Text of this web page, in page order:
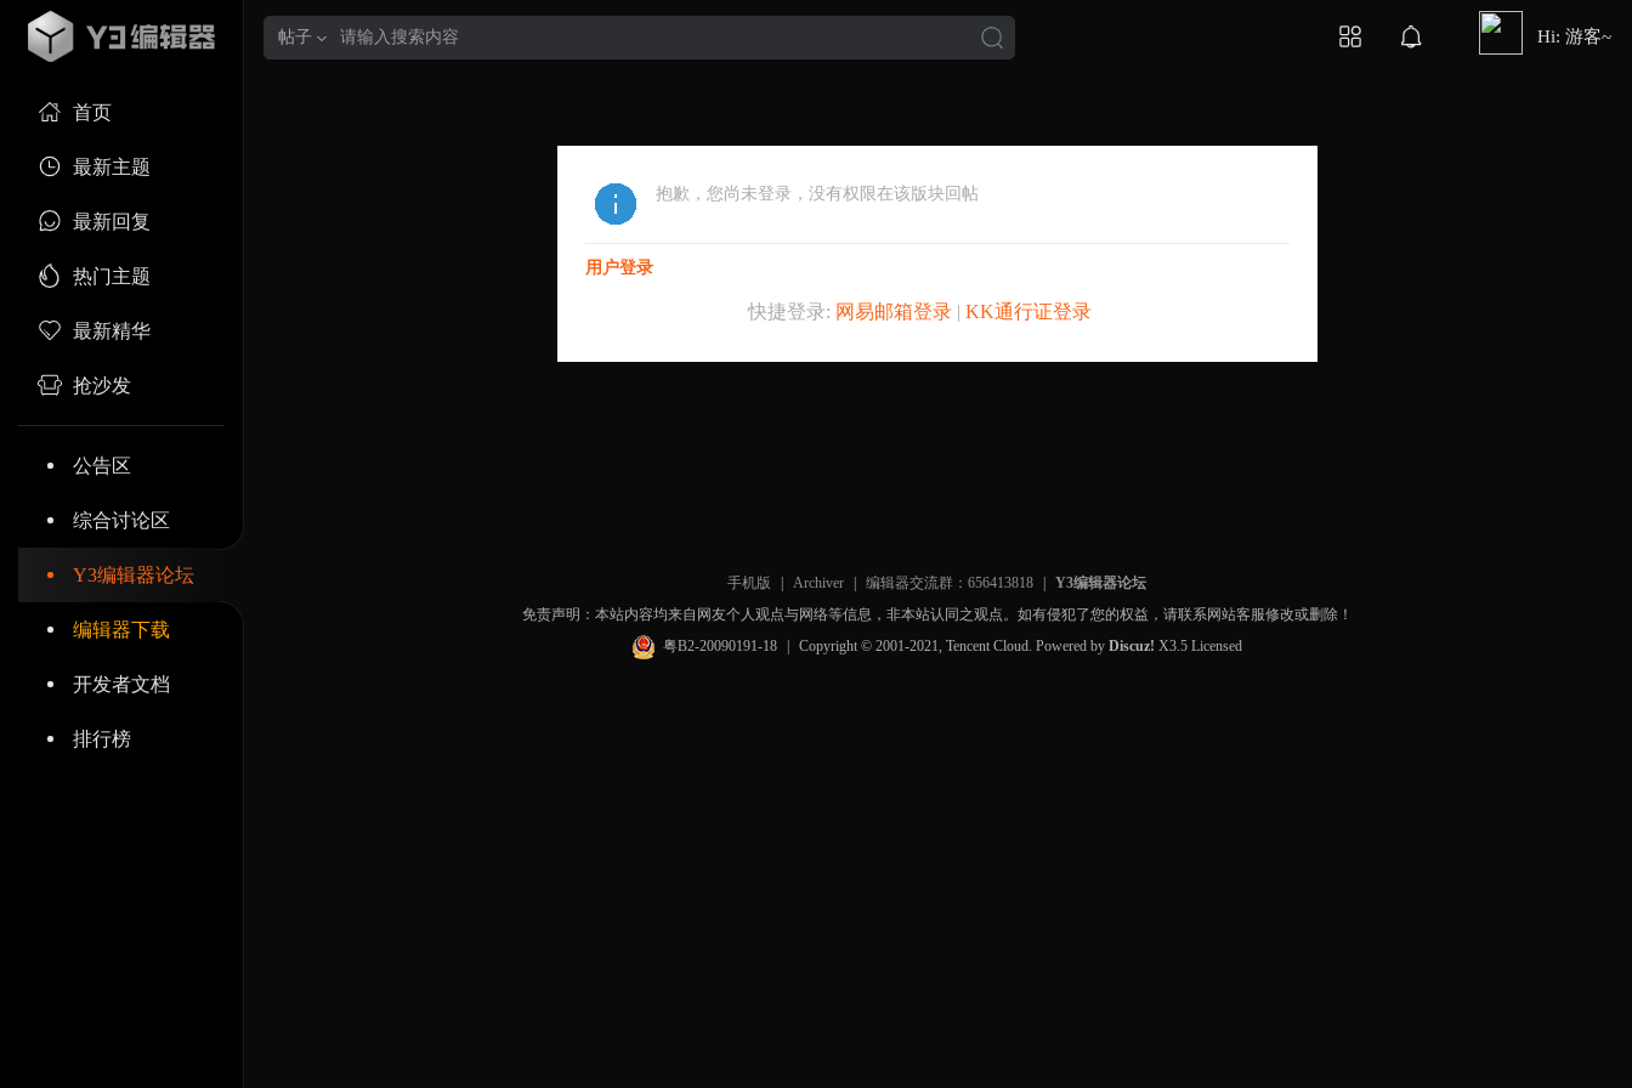
首页
最新主题
最新回复
热门主题
最新精华
抢沙发
公告区
综合讨论区
Y3编辑器论坛
编辑器下载
开发者文档
排行榜
帖子 Hi: 游客~
抱歉，您尚未登录，没有权限在该版块回帖
用户登录
快捷登录: 网易邮箱登录| KK通行证登录
手机版 Archiver 编辑器交流群：656413818
Y3编辑器论坛
免责声明：本站内容均来自网友个人观点与网络等信息，非本站认同之观点。如有侵犯了您的权益，请联系网站客服修改或删除！
粤B2-20090191-18
Copyright © 2001-2021, Tencent Cloud. Powered byDiscuz! X3.5 Licensed